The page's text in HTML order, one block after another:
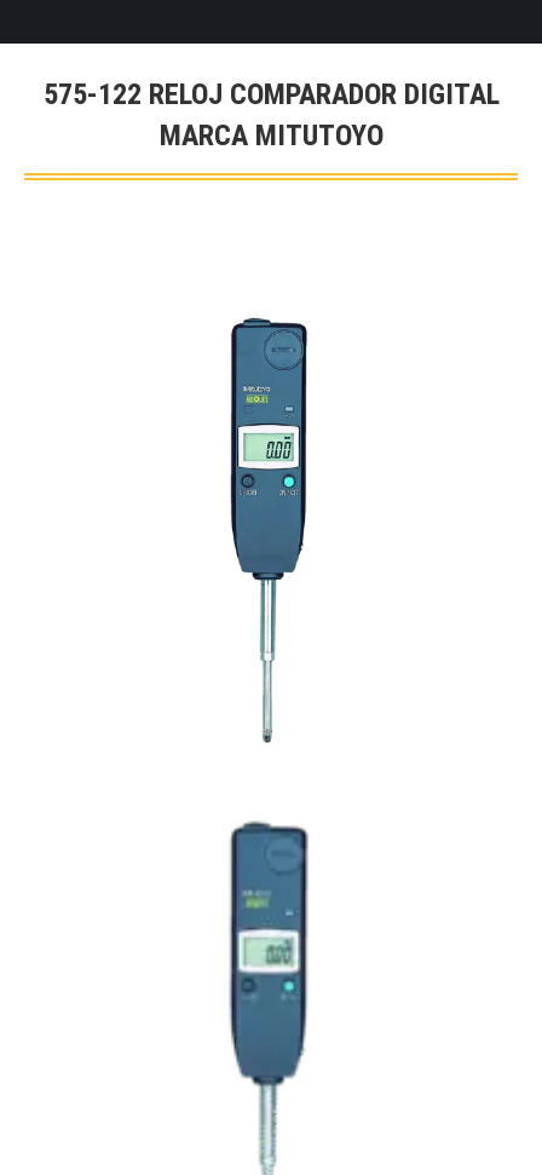
575-122 RELOJ COMPARADOR DIGITAL
MARCA MITUTOYO